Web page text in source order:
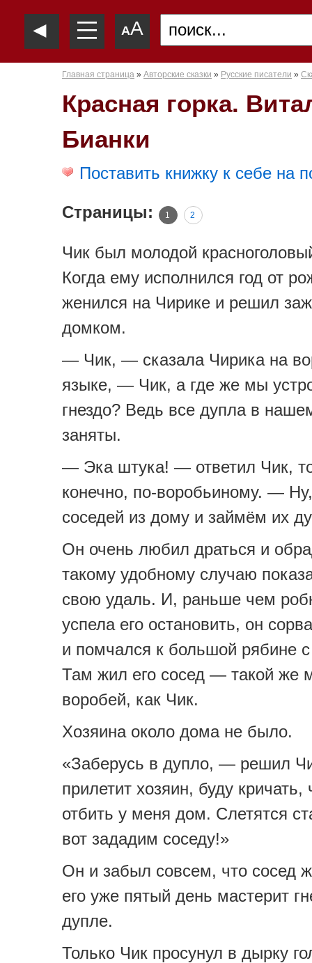
◄ —
—
— AA
Главная страница » Авторские сказки » Русские писатели »
Красная горка.
Бианки
Поставить книжку к себе на
Страницы: 1 2
Чик был молодой
Когда ему исполнился год от
женился на Чирике и решил
домком.
— Чик, — сказала Чирика на
языке, — Чик, а где же мы
гнездо? Ведь все дупла в
заняты.
— Эка штука! — ответил Чик,
конечно, по-воробьиному. —
соседей из дому и займём их
Он очень любил драться и
такому удобному случаю
свою удаль. И, раньше чем
успела его остановить, он
и помчался к большой рябине
Там жил его сосед — такой же
воробей, как Чик.
Хозяина около дома не было.
«Заберусь в дупло, — решил
прилетит хозяин, буду кричать,
отбить у меня дом. Слетятся
вот зададим соседу!»
Он и забыл совсем, что сосед
его уже пятый день мастерит
дупле.
Только Чик просунул в дырку